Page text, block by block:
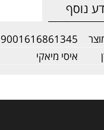
נוסף
9001616861345
איסי מיאקי